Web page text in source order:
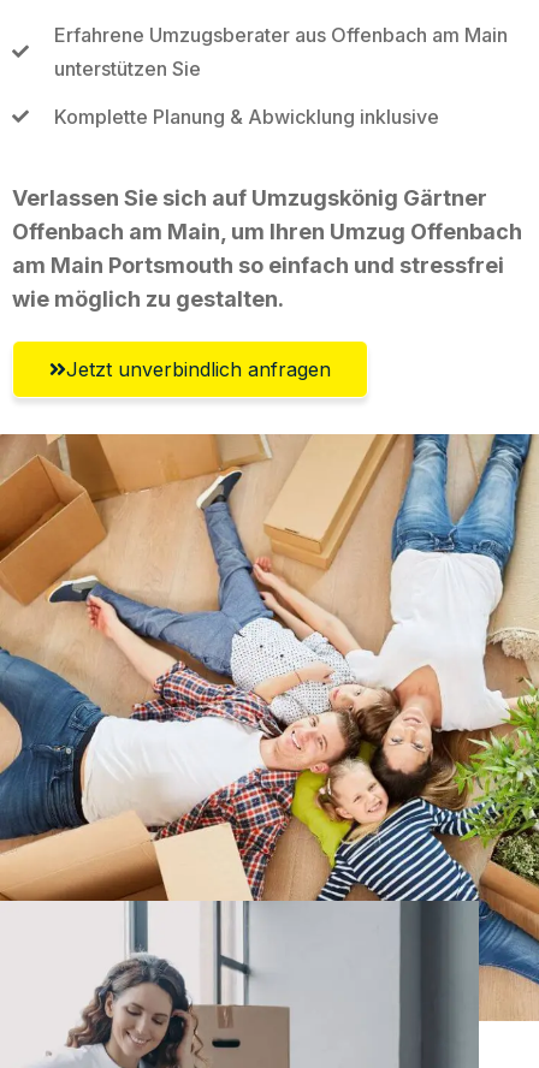
Erfahrene Umzugsberater aus Offenbach am Main
unterstützen Sie
Komplette Planung & Abwicklung inklusive
Verlassen Sie sich auf Umzugskönig Gärtner
Offenbach am Main, um Ihren Umzug Offenbach
am Main Portsmouth so einfach und stressfrei
wie möglich zu gestalten.
Jetzt unverbindlich anfragen